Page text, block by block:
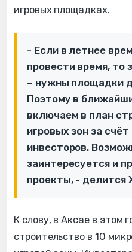
игровых площадках.
- Если в летнее
провести время, то
– нужны площадки
Поэтому в
включаем в план
игровых зон за
инвесторов.
заинтересуется и
проекты, - делится
К слову, в Аксае в этом
строительство в 10